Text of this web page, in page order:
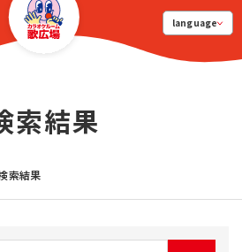
language
索結果
索結果